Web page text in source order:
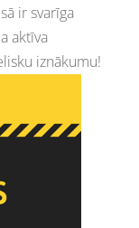
ir svarīga
aktīva
iznākumu!